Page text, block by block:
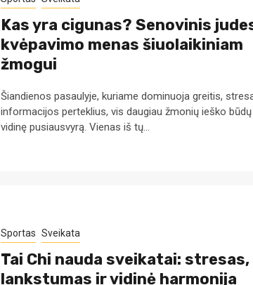
Kas yra cigunas? Senovinis
kvėpavimo menas šiuolaikiniam
žmogui
Šiandienos pasaulyje, kuriame dominuoja greitis,
informacijos perteklius, vis daugiau žmonių ieško
vidinę pusiausvyrą. Vienas iš tų...
Sportas Sveikata
Tai Chi nauda sveikatai: stresas,
lankstumas ir vidinė harmonija